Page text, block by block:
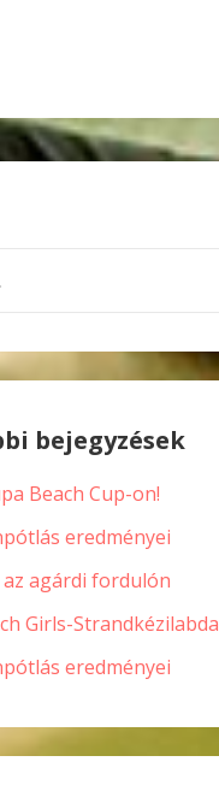
bejegyzések
Beach Cup-on!
eredményei
az agárdi fordulón
Girls-Strandkézilabda
eredményei